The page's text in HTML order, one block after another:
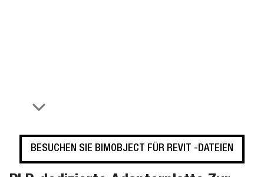
BESUCHEN SIE BIMOBJECT FÜR REVIT -DATEIEN